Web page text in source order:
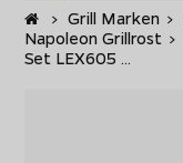
Startseite
> Grill Marken >
Napoleon Grillrost >
Set LEX605 ...